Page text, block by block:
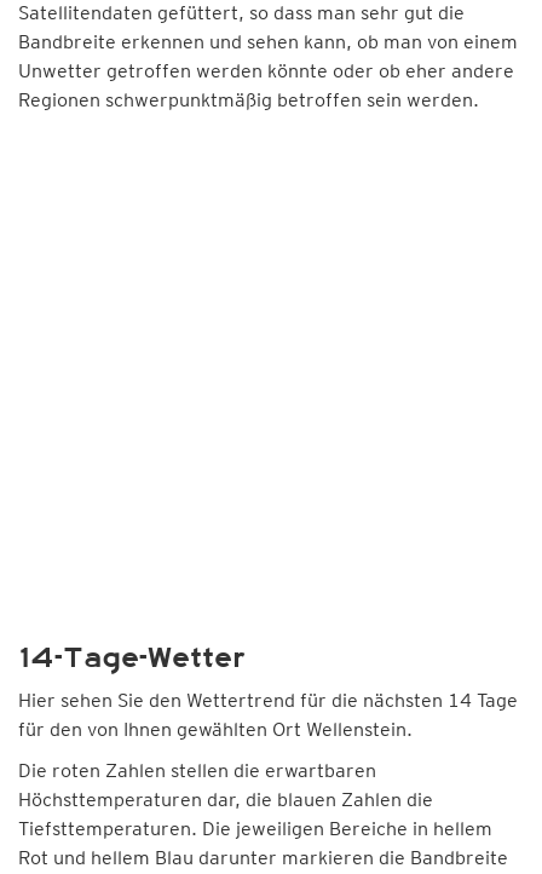
Satellitendaten gefüttert, so dass man sehr gut die
Bandbreite erkennen und sehen kann, ob man von einem
Unwetter getroffen werden könnte oder ob eher andere
Regionen schwerpunktmäßig betroffen sein werden.
14-Tage-Wetter
Hier sehen Sie den Wettertrend für die nächsten 14 Tage
für den von Ihnen gewählten Ort Wellenstein.
Die roten Zahlen stellen die erwartbaren
Höchsttemperaturen dar, die blauen Zahlen die
Tiefsttemperaturen. Die jeweiligen Bereiche in hellem
Rot und hellem Blau darunter markieren die Bandbreite